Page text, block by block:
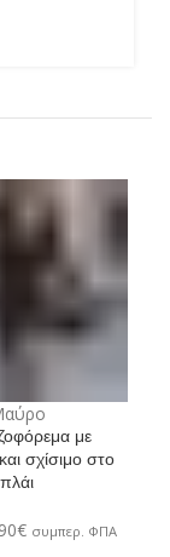
με
σχίσιμο στο
πλάι
€ συμπερ. ΦΠΑ